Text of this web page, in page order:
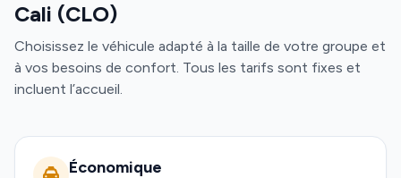
Cali (CLO)
Choisissez le véhicule adapté à la taille de votre groupe et
à vos besoins de confort. Tous les tarifs sont fixes et
incluent l’accueil.
Économique